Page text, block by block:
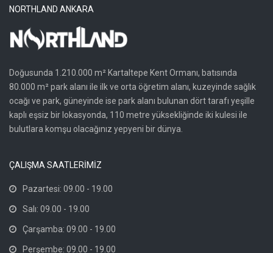
NORTHLAND ANKARA
Doğusunda 1.210.000 m² Kartaltepe Kent Ormanı, batısında
80.000 m² park alanı ile ilk ve orta öğretim alanı, kuzeyinde sağlık
ocağı ve park, güneyinde ise park alanı bulunan dört tarafı yeşille
kaplı eşsiz bir lokasyonda, 110 metre yüksekliğinde iki kulesi ile
bulutlara komşu olacağınız yepyeni bir dünya.
ÇALIŞMA SAATLERİMİZ
Pazartesi: 09.00 - 19.00
Salı: 09.00 - 19.00
Çarşamba: 09.00 - 19.00
Perşembe: 09.00 - 19.00